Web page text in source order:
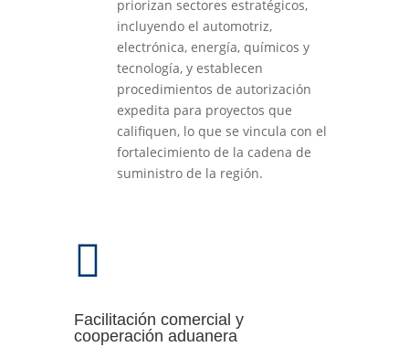
priorizan sectores estratégicos,
incluyendo el automotriz,
electrónica, energía, químicos y
tecnología, y establecen
procedimientos de autorización
expedita para proyectos que
califiquen, lo que se vincula con el
fortalecimiento de la cadena de
suministro de la región.

Facilitación comercial y
cooperación aduanera